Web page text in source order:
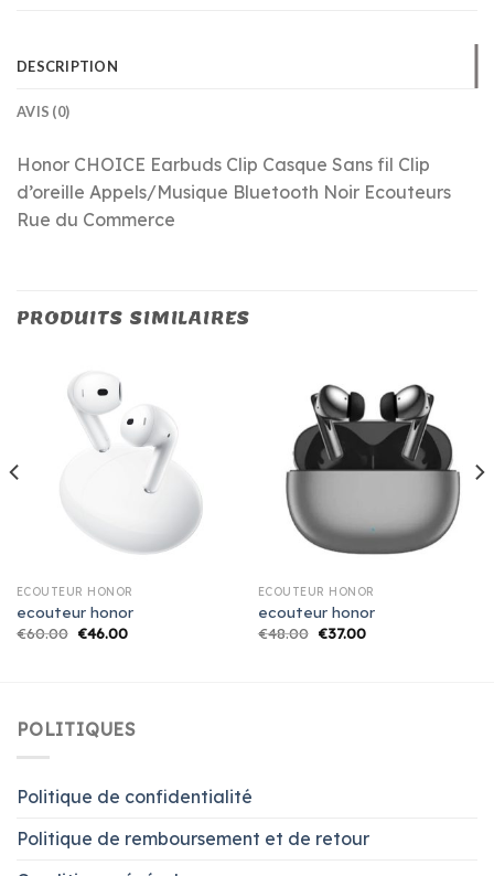
DESCRIPTION
AVIS (0)
Honor CHOICE Earbuds Clip Casque Sans fil Clip
d’oreille Appels/Musique Bluetooth Noir Ecouteurs
Rue du Commerce
PRODUITS SIMILAIRES
ECOUTEUR HONOR
ecouteur honor
€60.00 €46.00
ECOUTEUR HONOR
ecouteur honor
€48.00 €37.00
POLITIQUES
Politique de confidentialité
Politique de remboursement et de retour